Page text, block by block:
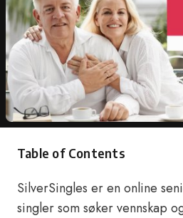
Table of Contents
SilverSingles er en online
singler som søker vennskap